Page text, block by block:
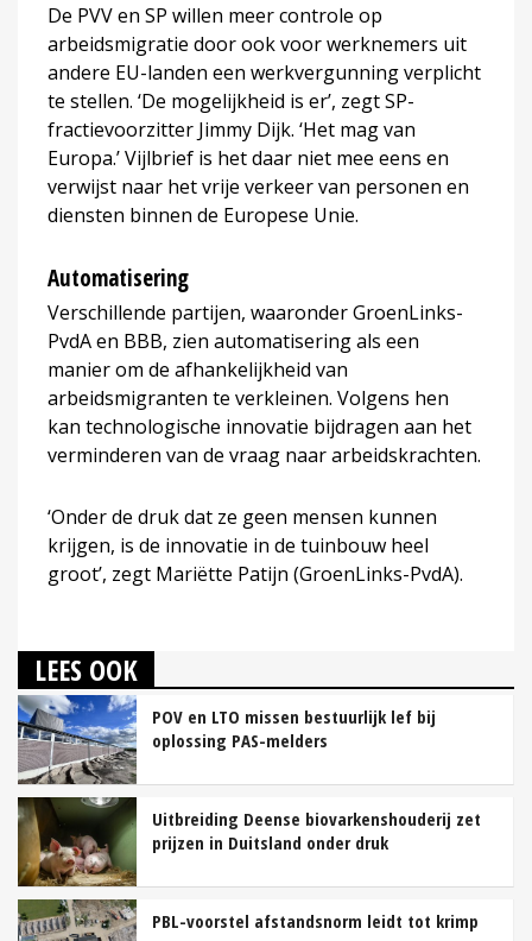
De PVV en SP willen meer controle op
arbeidsmigratie door ook voor werknemers uit
andere EU-landen een werkvergunning verplicht
te stellen. ‘De mogelijkheid is er’, zegt SP-
fractievoorzitter Jimmy Dijk. ‘Het mag van
Europa.’ Vijlbrief is het daar niet mee eens en
verwijst naar het vrije verkeer van personen en
diensten binnen de Europese Unie.
Automatisering
Verschillende partijen, waaronder GroenLinks-
PvdA en BBB, zien automatisering als een
manier om de afhankelijkheid van
arbeidsmigranten te verkleinen. Volgens hen
kan technologische innovatie bijdragen aan het
verminderen van de vraag naar arbeidskrachten.
‘Onder de druk dat ze geen mensen kunnen
krijgen, is de innovatie in de tuinbouw heel
groot’, zegt Mariëtte Patijn (GroenLinks-PvdA).
LEES OOK
POV en LTO missen bestuurlijk lef bij
oplossing PAS-melders
Uitbreiding Deense biovarkenshouderij zet
prijzen in Duitsland onder druk
PBL-voorstel afstandsnorm leidt tot krimp